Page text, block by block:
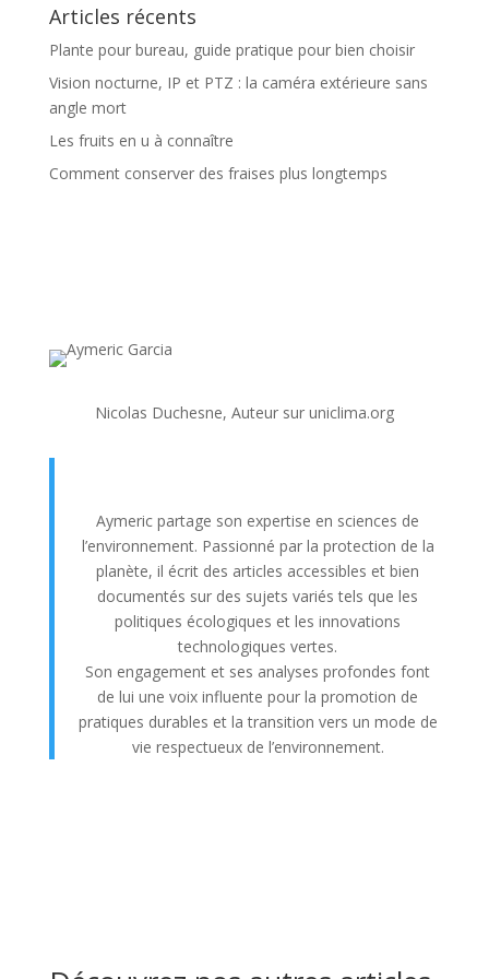
Articles récents
Plante pour bureau, guide pratique pour bien choisir
Vision nocturne, IP et PTZ : la caméra extérieure sans
angle mort
Les fruits en u à connaître
Comment conserver des fraises plus longtemps
Nicolas Duchesne, Auteur sur uniclima.org
Aymeric partage son expertise en sciences de
l’environnement. Passionné par la protection de la
planète, il écrit des articles accessibles et bien
documentés sur des sujets variés tels que les
politiques écologiques et les innovations
technologiques vertes.
Son engagement et ses analyses profondes font
de lui une voix influente pour la promotion de
pratiques durables et la transition vers un mode de
vie respectueux de l’environnement.